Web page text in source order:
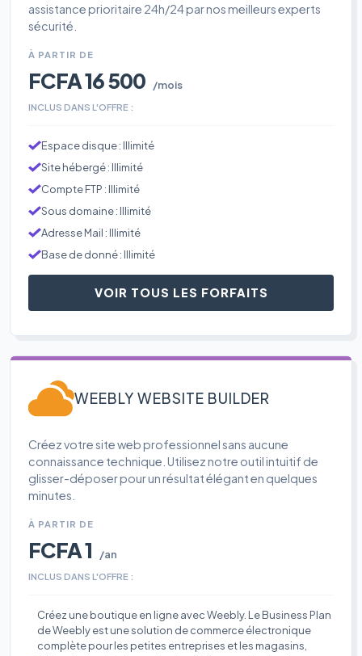
assistance prioritaire 24h/24 par nos meilleurs experts
sécurité.
À PARTIR DE
FCFA 16 500 /mois
INCLUS DANS L'OFFRE :
Espace disque : Illimité
Site hébergé : Illimité
Compte FTP : Illimité
Sous domaine : Illimité
Adresse Mail : Illimité
Base de donné : Illimité
VOIR TOUS LES FORFAITS
WEEBLY WEBSITE BUILDER
Créez votre site web professionnel sans aucune
connaissance technique. Utilisez notre outil intuitif de
glisser-déposer pour un résultat élégant en quelques
minutes.
À PARTIR DE
FCFA 1 /an
INCLUS DANS L'OFFRE :
Créez une boutique en ligne avec Weebly. Le Business Plan
de Weebly est une solution de commerce électronique
complète pour les petites entreprises et les magasins,